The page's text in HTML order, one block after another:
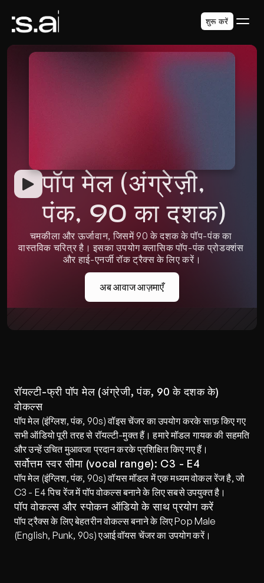
पॉप मेल (अंग्रेज़ी,
पंक, 90 का दशक)
चमकीला और ऊर्जावान, जिसमें 90 के दशक के पॉप-पंक का
वास्तविक चरित्र है। इसका उपयोग क्लासिक पॉप-पंक प्रोडक्शंस
और हाई-एनर्जी रॉक ट्रैक्स के लिए करें।
अब आवाज आज़माएँ
रॉयल्टी-फ्री पॉप मेल (अंग्रेजी, पंक, 90 के दशक के)
वोकल्स
पॉप मेल (इंग्लिश, पंक, 90s) वॉइस चेंजर का उपयोग करके साफ़ किए गए
सभी ऑडियो पूरी तरह से रॉयल्टी-मुक्त हैं। हमारे मॉडल गायक की सहमति
और उन्हें उचित मुआवजा प्रदान करके प्रशिक्षित किए गए हैं।
सर्वोत्तम स्वर सीमा (vocal range): C3 - E4
पॉप मेल (इंग्लिश, पंक, 90s) वॉयस मॉडल में एक मध्यम वोकल रेंज है, जो
C3 - E4 पिच रेंज में पॉप वोकल्स बनाने के लिए सबसे उपयुक्त है।
पॉप वोकल्स और स्पोकन ऑडियो के साथ प्रयोग करें
पॉप ट्रैक्स के लिए बेहतरीन वोकल्स बनाने के लिए Pop Male
(English, Punk, 90s) एआई वॉयस चेंजर का उपयोग करें।
शुरू करें